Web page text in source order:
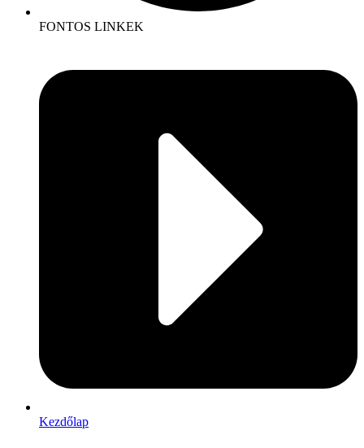
FONTOS LINKEK
Kezdőlap